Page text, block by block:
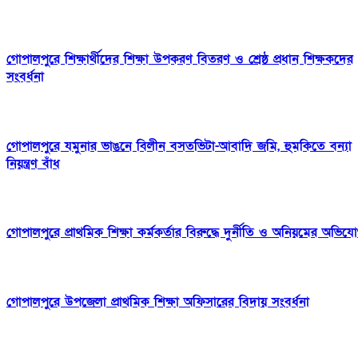
গোপালপুরে শিক্ষার্থীদের শিক্ষা উপকরণ বিতরণ ও শ্রেষ্ঠ প্রধান শিক্ষকদের
সংবর্ধনা
গোপালপুরে যমুনার ভাঙনে বিলীন বসতভিটা-আবাদি জমি, হুমকিতে বন্যা
নিয়ন্ত্রণ বাঁধ
গোপালপুরে প্রাথমিক শিক্ষা কর্মকর্তার বিরুদ্ধে দুর্নীতি ও অনিয়মের
গোপালপুরে উপজেলা প্রাথমিক শিক্ষা অফিসারের বিদায় সংবর্ধনা